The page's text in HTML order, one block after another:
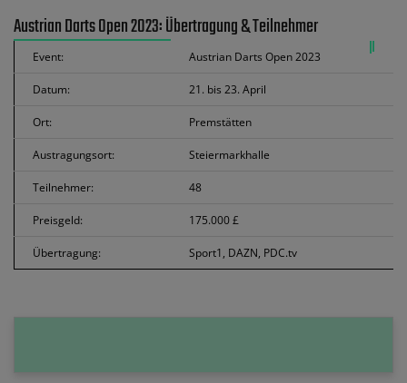
Austrian Darts Open 2023: Übertragung & Teilnehmer
Event: Austrian Darts Open 2023
Datum: 21. bis 23. April
Ort: Premstätten
Austragungsort: Steiermarkhalle
Teilnehmer: 48
Preisgeld: 175.000 £
Übertragung: Sport1, DAZN, PDC.tv